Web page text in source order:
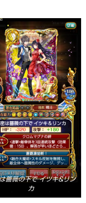
薔薇の下で イツキ&リン
カ